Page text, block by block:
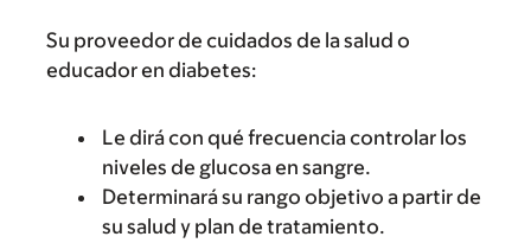
Su proveedor de cuidados de la salud o
educador en diabetes:
Le dirá con qué frecuencia controlar los
niveles de glucosa en sangre.
Determinará su rango objetivo a partir de
su salud y plan de tratamiento.